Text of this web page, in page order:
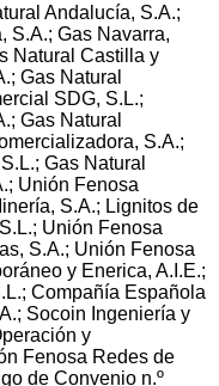
Andalucía, S.A.;
S.A.; Gas Navarra,
Natural Castilla y
Gas Natural
SDG, S.L.;
Gas Natural
S.A.;
Gas Natural
Unión Fenosa
S.A.; Lignitos de
Unión Fenosa
S.A.; Unión Fenosa
y Enerica, A.I.E.;
Compañía Española
Socoin Ingeniería y
y
Fenosa Redes de
de Convenio n.º